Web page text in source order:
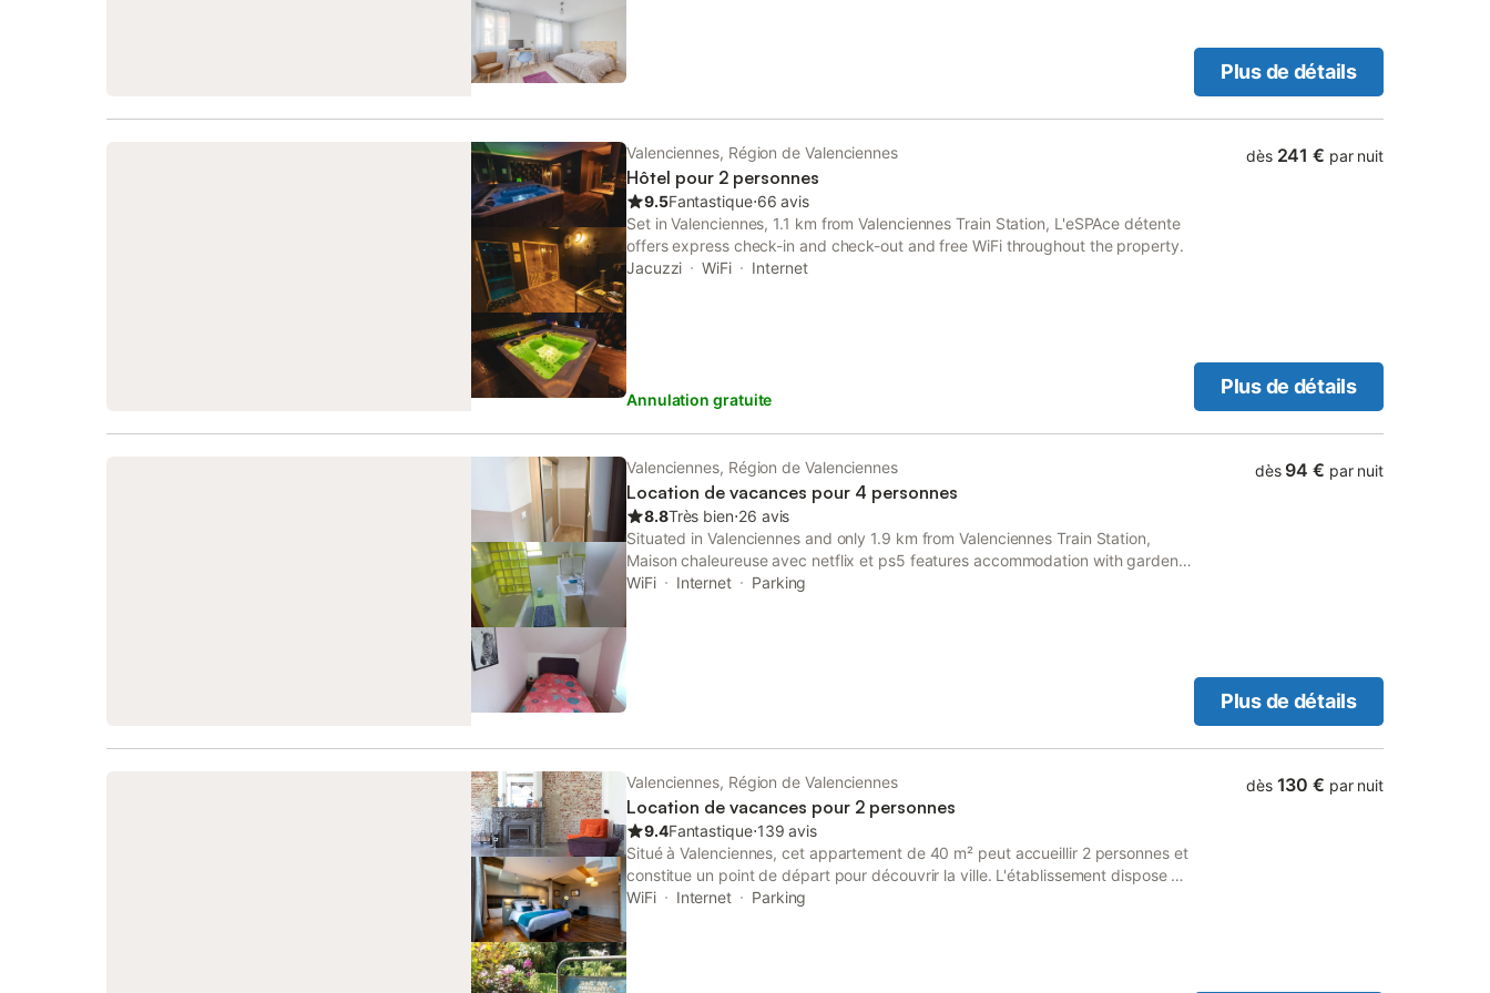
Plus de détails
Valenciennes, Région de Valenciennes
Hôtel pour 2 personnes
9.5Fantastique⋅66 avis
Set in Valenciennes, 1.1 km from Valenciennes Train Station, L'eSPAce détente
offers express check-in and check-out and free WiFi throughout the property.
Jacuzzi
WiFi Internet
Annulation gratuite
dès 241 € par nuit
Plus de détails
Valenciennes, Région de Valenciennes
Location de vacances pour 4 personnes
8.8Très bien⋅26 avis
Situated in Valenciennes and only 1.9 km from Valenciennes Train Station,
Maison chaleureuse avec netflix et ps5 features accommodation with garden
views, free WiFi and free private parking.
WiFi Internet Parking
dès 94 € par nuit
Plus de détails
Valenciennes, Région de Valenciennes
Location de vacances pour 2 personnes
9.4Fantastique⋅139 avis
Situé à Valenciennes, cet appartement de 40 m² peut accueillir 2 personnes et
constitue un point de départ pour découvrir la ville. L'établissement dispose de
chambres insonorisées pour garantir votre tranquillité et se trouve à 500 m du
WiFi Internet Parking
dès 130 € par nuit